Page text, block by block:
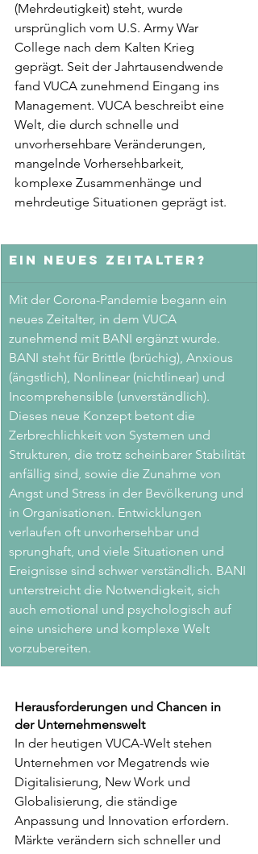
(Mehrdeutigkeit) steht, wurde
ursprünglich vom U.S. Army War
College nach dem Kalten Krieg
geprägt. Seit der Jahrtausendwende
fand VUCA zunehmend Eingang ins
Management. VUCA beschreibt eine
Welt, die durch schnelle und
unvorhersehbare Veränderungen,
mangelnde Vorhersehbarkeit,
komplexe Zusammenhänge und
mehrdeutige Situationen geprägt ist.
Ein neues Zeitalter?
Mit der Corona-Pandemie begann ein
neues Zeitalter, in dem VUCA
zunehmend mit BANI ergänzt wurde.
BANI steht für Brittle (brüchig), Anxious
(ängstlich), Nonlinear (nichtlinear) und
Incomprehensible (unverständlich).
Dieses neue Konzept betont die
Zerbrechlichkeit von Systemen und
Strukturen, die trotz scheinbarer Stabilität
anfällig sind, sowie die Zunahme von
Angst und Stress in der Bevölkerung und
in Organisationen. Entwicklungen
verlaufen oft unvorhersehbar und
sprunghaft, und viele Situationen und
Ereignisse sind schwer verständlich. BANI
unterstreicht die Notwendigkeit, sich
auch emotional und psychologisch auf
eine unsichere und komplexe Welt
vorzubereiten.
Herausforderungen und Chancen in
der Unternehmenswelt
In der heutigen VUCA-Welt stehen
Unternehmen vor Megatrends wie
Digitalisierung, New Work und
Globalisierung, die ständige
Anpassung und Innovation erfordern.
Märkte verändern sich schneller und